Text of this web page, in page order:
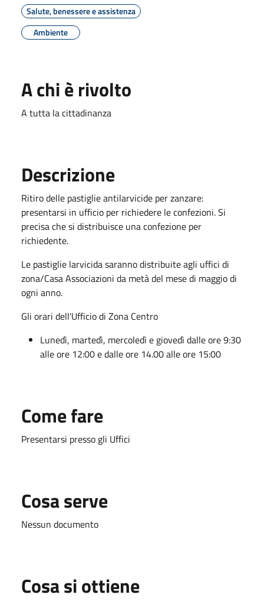
Salute, benessere e assistenza
Ambiente
A chi è rivolto
A tutta la cittadinanza
Descrizione
Ritiro delle pastiglie antilarvicide per zanzare:
presentarsi in ufficio per richiedere le confezioni. Si
precisa che si distribuisce una confezione per
richiedente.
Le pastiglie larvicida saranno distribuite agli uffici di
zona/Casa Associazioni da metà del mese di maggio di
ogni anno.
Gli orari dell'Ufficio di Zona Centro
Lunedì, martedì, mercoledì e giovedì dalle ore 9:30
alle ore 12:00 e dalle ore 14.00 alle ore 15:00
Come fare
Presentarsi presso gli Uffici
Cosa serve
Nessun documento
Cosa si ottiene